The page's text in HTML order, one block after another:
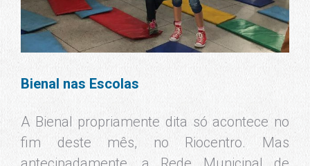
Nathalia Arcuri. Com mais de 3,6 milhões
de seguidores no canal “Me Poupe” do
Youtube, a autora figura as listas dos mais
referência na internet quando se fala em
educação financeira. Na escola, ela irá
discutir com os alunos seus sonhos de
curto, médio e longo prazo para discutirem